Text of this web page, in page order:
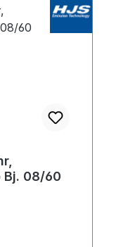
Bj. 08/60